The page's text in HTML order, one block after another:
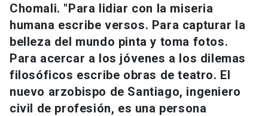
Estudiantes
Académicos
Personal
ACCESOS DIRECTOS
Admisión
Mi Cuenta UC launch
Chomali. "Para lidiar con la miseria
humana escribe versos. Para capturar la
belleza del mundo pinta y toma fotos.
Para acercar a los jóvenes a los dilemas
filosóficos escribe obras de teatro. El
nuevo arzobispo de Santiago, ingeniero
civil de profesión, es una persona